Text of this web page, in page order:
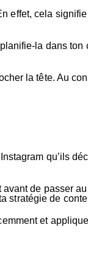
effet, cela
la dans
la tête. Au
qu’ils
de passer
stratégie de
et